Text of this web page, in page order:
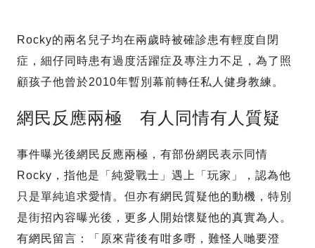
Rocky的兩名兒子均在兩歲時被確診患有輕度自閉
症，細仔同時患有過度活躍症及專注力不足，為了照
顧孩子他曾於2010年暫別幕前轉任私人健身教練。
網民反應兩極 有人同情有人質疑
事件曝光後網民反應兩極，有部份網民表示同情
Rocky，指他是「純愛戰士」遇上「玩家」，認為他
只是單純追求愛情。但亦有網民質疑他的動機，特別
是街招內容曝光後，更多人開始懷疑他的真實為人。
有網民留言：「原來背後有咁多嘢，難怪人哋要澄